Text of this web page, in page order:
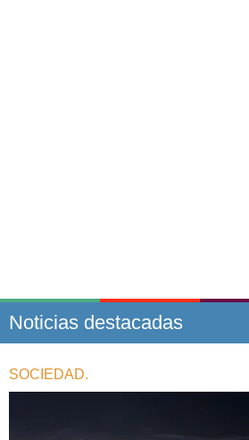
Noticias destacadas
SOCIEDAD.